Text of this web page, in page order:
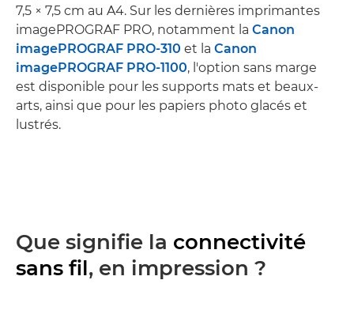
7,5 × 7,5 cm au A4. Sur les dernières imprimantes
imagePROGRAF PRO, notamment la Canon
imagePROGRAF PRO-310 et la Canon
imagePROGRAF PRO-1100, l'option sans marge
est disponible pour les supports mats et beaux-
arts, ainsi que pour les papiers photo glacés et
lustrés.
Que signifie la connectivité
sans fil, en impression ?